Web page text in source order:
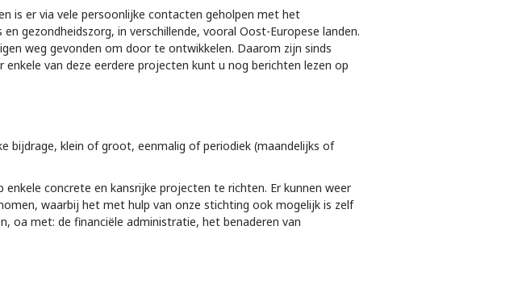
is er via vele persoonlijke contacten geholpen met het
gezondheidszorg, in verschillende, vooral Oost-Europese landen.
weg gevonden om door te ontwikkelen. Daarom zijn sinds
van deze eerdere projecten kunt u nog berichten lezen op
bijdrage, klein of groot, eenmalig of periodiek (maandelijks of
concrete en kansrijke projecten te richten. Er kunnen weer
waarbij het met hulp van onze stichting ook mogelijk is zelf
oa met: de financiële administratie, het benaderen van